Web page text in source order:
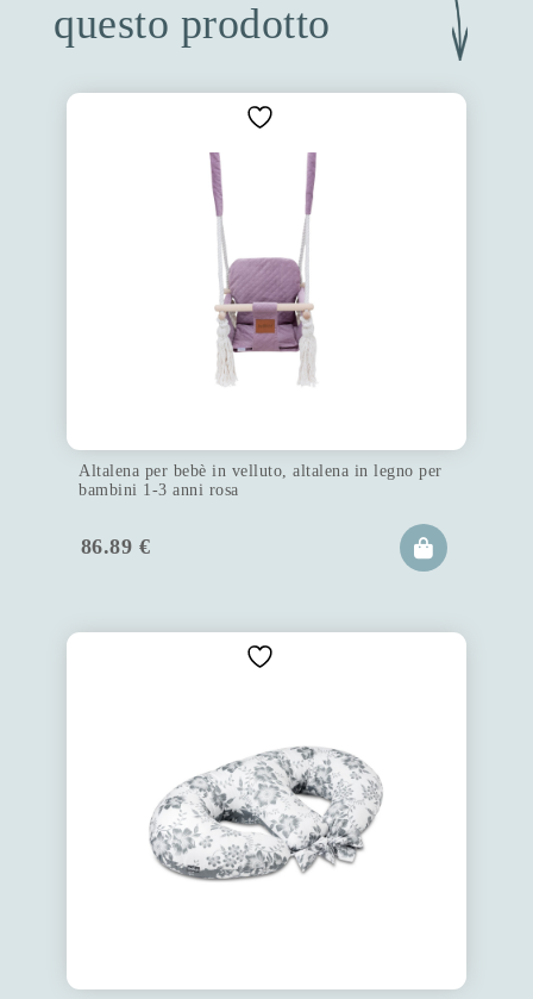
questo prodotto
Altalena per bebè in velluto, altalena in legno per
bambini 1-3 anni rosa
86.89 €